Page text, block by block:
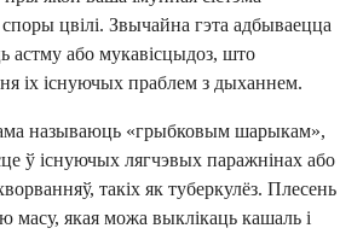
цвілі. Звычайна гэта адбываецца
астму або мукавісцыдоз, што
іх існуючых праблем з дыханнем.
называюць «грыбковым шарыкам»,
ў існуючых лягчэвых паражнінах або
такіх як туберкулёз. Плесень
масу, якая можа выклікаць кашаль і